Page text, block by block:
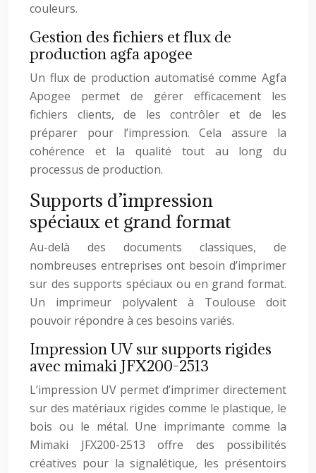
couleurs.
Gestion des fichiers et flux de
production agfa apogee
Un flux de production automatisé comme Agfa
Apogee permet de gérer efficacement les
fichiers clients, de les contrôler et de les
préparer pour l’impression. Cela assure la
cohérence et la qualité tout au long du
processus de production.
Supports d’impression
spéciaux et grand format
Au-delà des documents classiques, de
nombreuses entreprises ont besoin d’imprimer
sur des supports spéciaux ou en grand format.
Un imprimeur polyvalent à Toulouse doit
pouvoir répondre à ces besoins variés.
Impression UV sur supports rigides
avec mimaki JFX200-2513
L’impression UV permet d’imprimer directement
sur des matériaux rigides comme le plastique, le
bois ou le métal. Une imprimante comme la
Mimaki JFX200-2513 offre des possibilités
créatives pour la signalétique, les présentoirs